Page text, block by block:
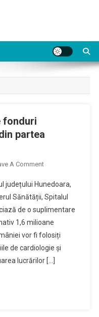
fonduri
partea
A CommentOn
Suplimentare
Fonduri
Financiare
SJU
–
DEVA
Din
județului Hunedoara,
Sănătății, Spitalul
de o suplimentare
1,6 milioane
vor fi folosiți
de cardiologie și
lucrărilor […]